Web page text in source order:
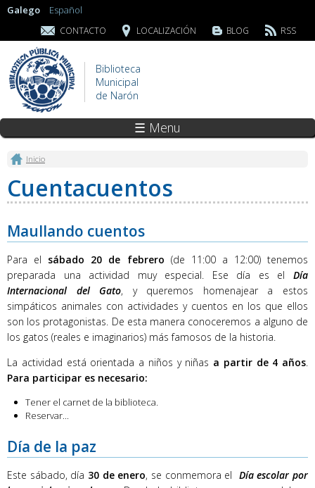
Galego Español
CONTACTO LOCALIZACIÓN BLOG RSS
Biblioteca
Municipal
de Narón
☰ Menu
Vostede está aquí
Inicio
Cuentacuentos
Maullando cuentos
Para el sábado 20 de febrero (de 11:00 a 12:00) tenemos
preparada una actividad muy especial. Ese día es el Día
Internacional del Gato, y queremos homenajear a estos
simpáticos animales con actividades y cuentos en los que ellos
son los protagonistas. De esta manera conoceremos a alguno de
los gatos (reales e imaginarios) más famosos de la historia.
La actividad está orientada a niños y niñas a partir de 4 años.
Para participar es necesario:
Tener el carnet de la biblioteca.
Reservar...
Día de la paz
Este sábado, día 30 de enero, se conmemora el Día escolar por